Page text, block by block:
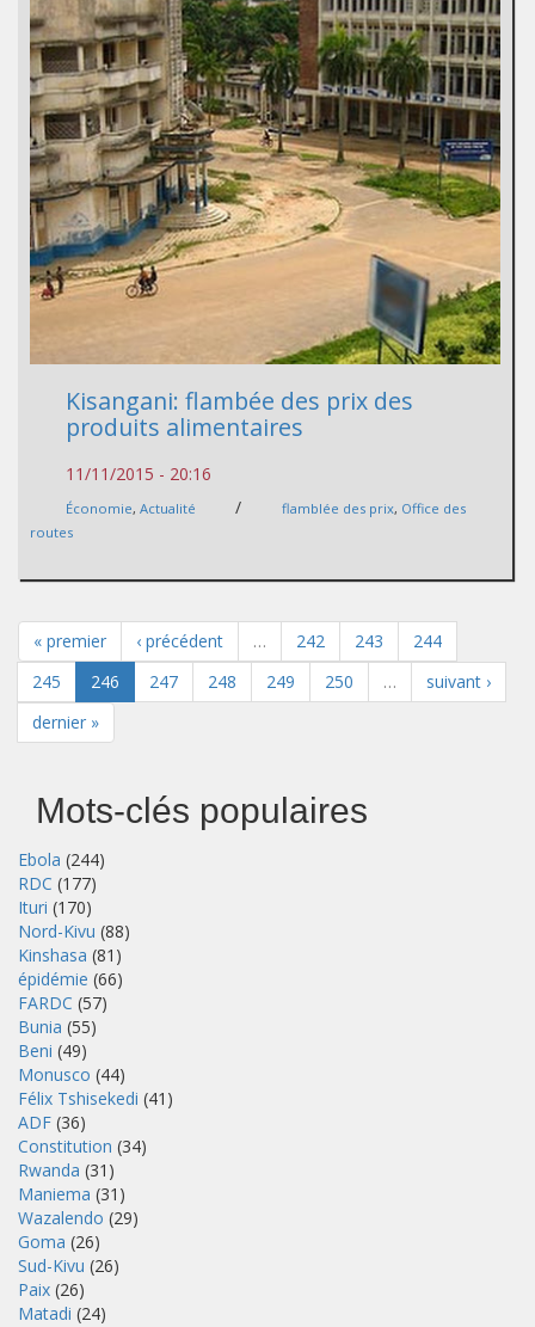
Kisangani: flambée des prix des
produits alimentaires
11/11/2015 - 20:16
Économie, Actualité / flamblée des prix, Office des
routes
« premier ‹ précédent … 242 243
244
245
246 247 248 249 250 …
suivant ›
dernier »
Mots-clés populaires
Ebola (244)
RDC (177)
Ituri (170)
Nord-Kivu (88)
Kinshasa (81)
épidémie (66)
FARDC (57)
Bunia (55)
Beni (49)
Monusco (44)
Félix Tshisekedi (41)
ADF (36)
Constitution (34)
Rwanda (31)
Maniema (31)
Wazalendo (29)
Goma (26)
Sud-Kivu (26)
Paix (26)
Matadi (24)